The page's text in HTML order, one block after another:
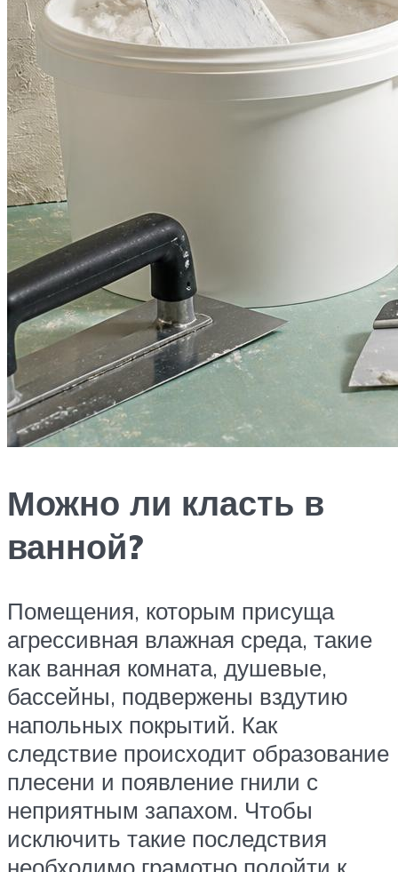
Можно ли класть в
ванной?
Помещения, которым присуща
агрессивная влажная среда, такие
как ванная комната, душевые,
бассейны, подвержены вздутию
напольных покрытий. Как
следствие происходит образование
плесени и появление гнили с
неприятным запахом. Чтобы
исключить такие последствия
необходимо грамотно подойти к